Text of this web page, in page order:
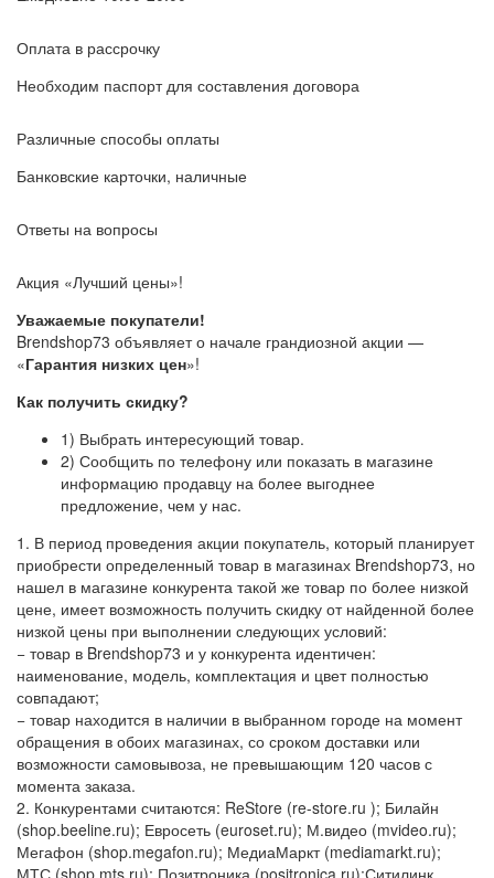
Оплата в рассрочку
Необходим паспорт для составления договора
Различные способы оплаты
Банковские карточки, наличные
Ответы на вопросы
Акция «Лучший цены»!
Уважаемые покупатели!
Brendshop73 объявляет о начале грандиозной акции —
«Гарантия низких цен»!
Как получить скидку?
1) Выбрать интересующий товар.
2) Сообщить по телефону или показать в магазине
информацию продавцу на более выгоднее
предложение, чем у нас.
1. В период проведения акции покупатель, который планирует
приобрести определенный товар в магазинах Brendshop73, но
нашел в магазине конкурента такой же товар по более низкой
цене, имеет возможность получить скидку от найденной более
низкой цены при выполнении следующих условий:
− товар в Brendshop73 и у конкурента идентичен:
наименование, модель, комплектация и цвет полностью
совпадают;
− товар находится в наличии в выбранном городе на момент
обращения в обоих магазинах, со сроком доставки или
возможности самовывоза, не превышающим 120 часов с
момента заказа.
2. Конкурентами считаются: ReStore (re-store.ru ); Билайн
(shop.beeline.ru); Евросеть (euroset.ru); М.видео (mvideo.ru);
Мегафон (shop.megafon.ru); МедиаМаркт (mediamarkt.ru);
МТС (shop.mts.ru); Позитроника (positronica.ru);Ситилинк